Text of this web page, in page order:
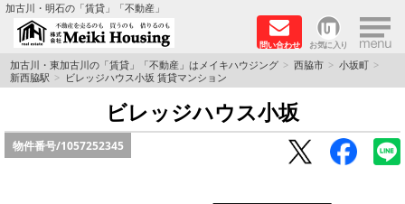
加古川・明石の「賃貸」「不動産」
問い合わせ お気に入り ×
TOPページ
☆メイキハウジングオススメ物件特集☆
都市ガス物件
加古川・東加古川の「賃貸」「不動産」はメイキハウジング 西脇市
小坂町
新西脇駅
ビレッジハウス小坂 賃貸マンション
ビレッジハウス小坂
物件番号/1057252345